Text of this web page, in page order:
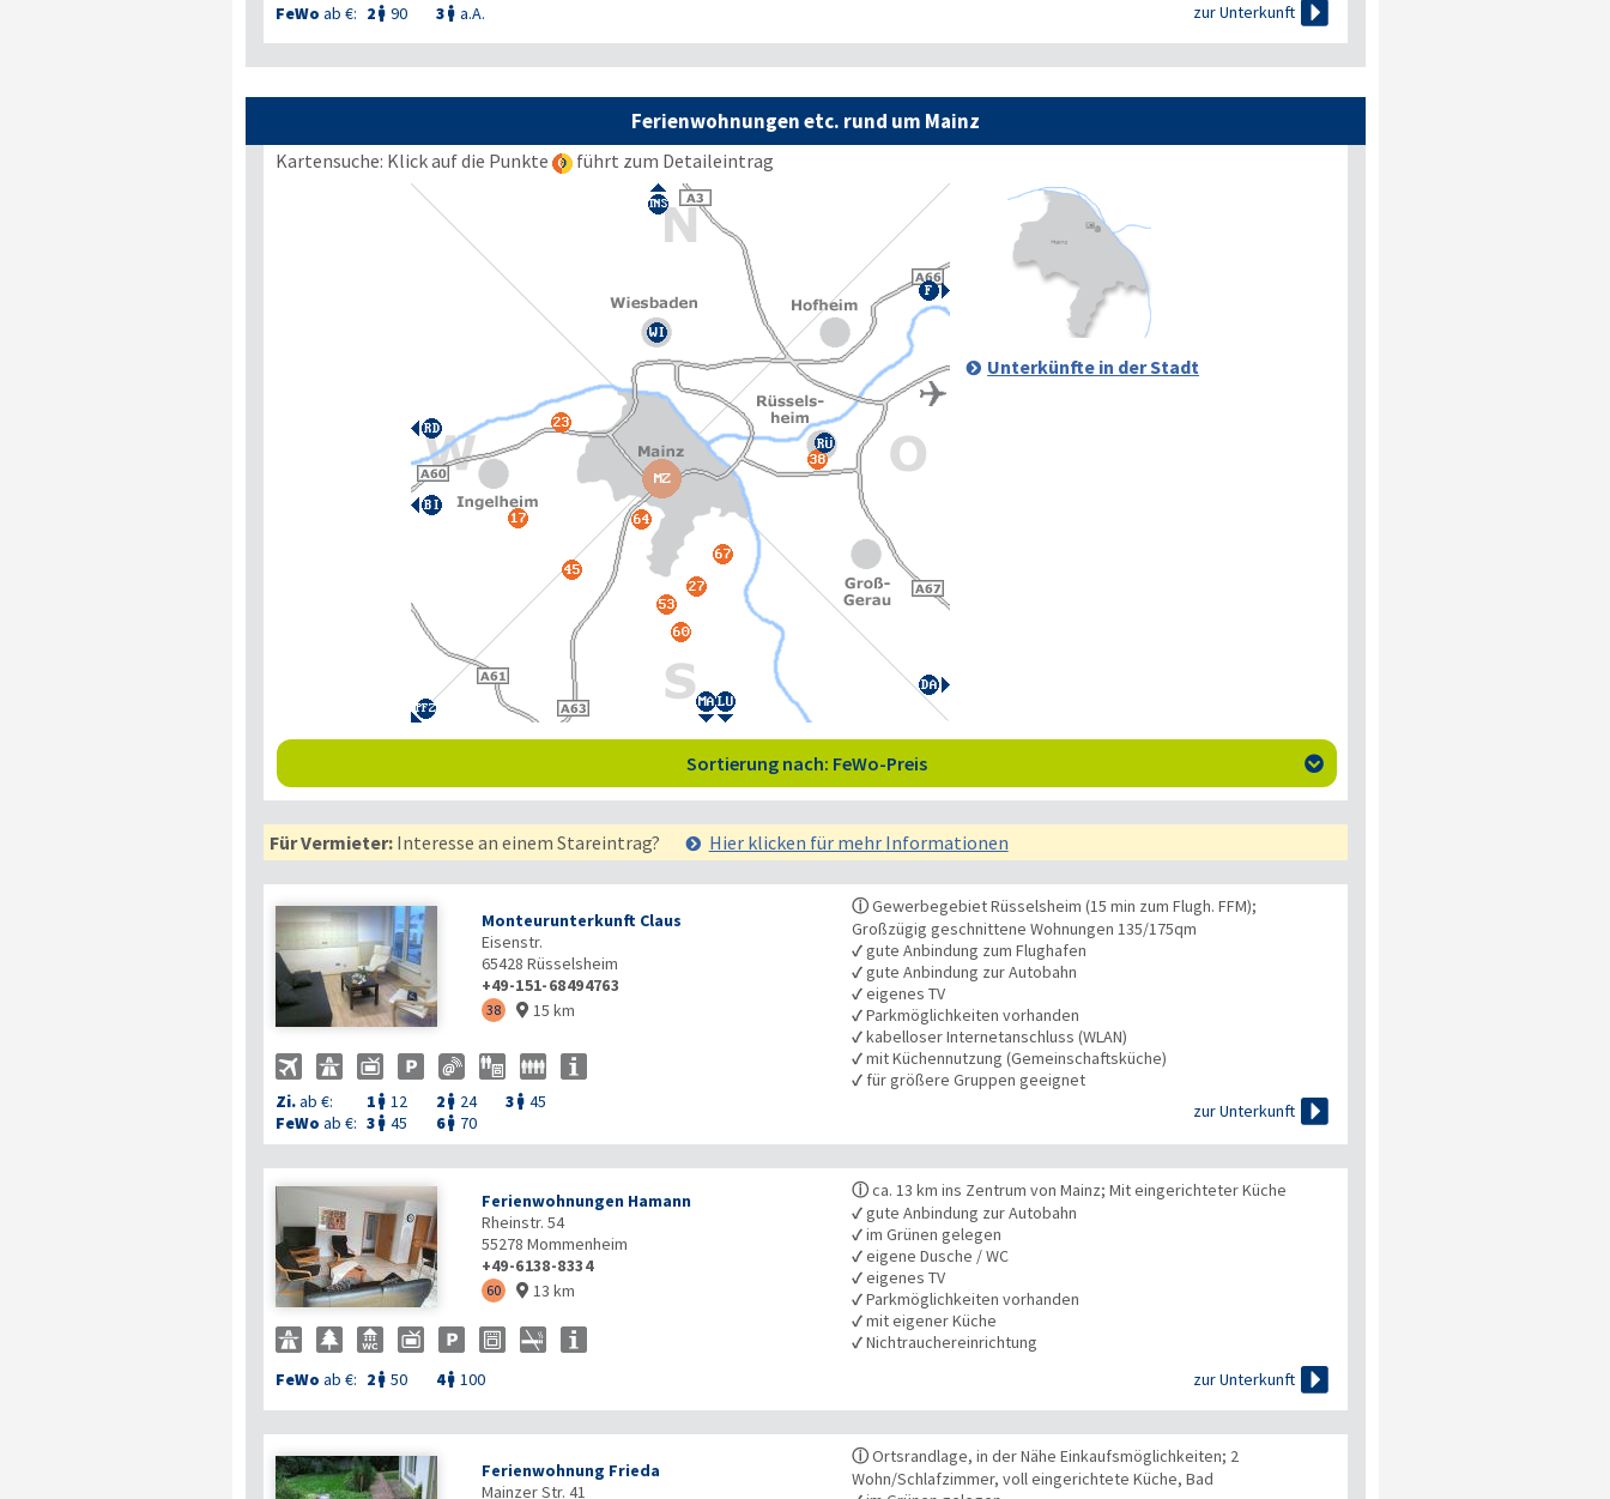
FeWo ab €: 2  90 3  a.A.
zur Unterkunft 
Ferienwohnungen etc. rund um Mainz
Kartensuche: Klick auf die Punkte führt zum Detaileintrag
Unterkünfte in der Stadt
Sortierung nach: FeWo-Preis 
Für Vermieter:Interesse an einem Stareintrag? Hier klicken für mehr Informationen
Monteurunterkunft Claus
Eisenstr.
65428 Rüsselsheim
+49-151-68494763
38  15 km
Zi.ab €: 1  12 2  24 3  45
FeWo ab €: 3  45 6 70
ⓘGewerbegebiet Rüsselsheim (15 min zum Flugh. FFM);
Großzügig geschnittene Wohnungen 135/175qm
✓gute Anbindung zum Flughafen
✓gute Anbindung zur Autobahn
✓eigenes TV
✓Parkmöglichkeiten vorhanden
✓kabelloser Internetanschluss (WLAN)
✓mit Küchennutzung (Gemeinschaftsküche)
✓ für größere Gruppen geeignet
zur Unterkunft

Ferienwohnungen Hamann
Rheinstr. 54
55278 Mommenheim
+49-6138-8334
60  13 km
FeWo ab €: 2  50 4 100
ⓘca. 13 km ins Zentrum von Mainz; Mit eingerichteter Küche
✓gute Anbindung zur Autobahn
✓im Grünen gelegen
✓eigene Dusche / WC
✓eigenes TV
✓Parkmöglichkeiten vorhanden
✓mit eigener Küche
✓Nichtrauchereinrichtung
zur Unterkunft 
Ferienwohnung Frieda
Mainzer Str. 41
ⓘOrtsrandlage, in der Nähe Einkaufsmöglichkeiten; 2
Wohn/Schlafzimmer, voll eingerichtete Küche, Bad